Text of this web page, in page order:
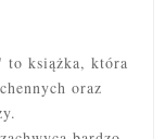
książka, która
oraz